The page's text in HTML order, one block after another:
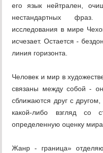
его язык нейтрален,
нестандартных
исследования в мире
исчезает. Остается -
линия горизонта.
Человек и мир в
связаны между собой -
сближаются друг с
какой-либо взгляд со
определенную оценку
Жанр - граница»